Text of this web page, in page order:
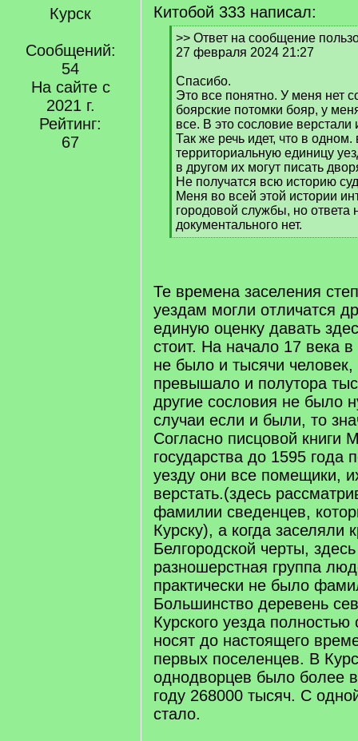
Курск
Сообщений:
54
На сайте с
2021 г.
Рейтинг:
67
Китобой 333 написал:
[
q
>> Ответ на сообщение
27 февраля 2024 21:27
Спасибо.
Это все понятно. У меня нет
боярские потомки бояр, у
все. В это сословие верстали
Так же речь идет, что в
территориальную единицу
в другом их могут писать
Не получатся всю историю
Меня во всей этой истории
городовой службы, но ответа
документального нет.
[
Те времена заселения
уездам могли отличатся
единую оценку давать
стоит. На начало 17 века в
не было и тысячи человек,
превышало и полутора
другие сословия не было
случаи если и были, то
Согласно писцовой книги
государства до 1595 года
уезду они все помещики,
верстать.(здесь
фамилии сведенцев,
Курску), а когда заселяли
Белгородской черты,
разношерстная группа
практически не было
Большинство деревень
Курского уезда
носят до настоящего
первых поселенцев. В
однодворцев было более
году 268000 тысяч. С
стало.